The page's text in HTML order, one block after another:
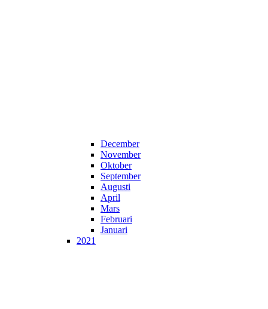
December
November
Oktober
September
Augusti
April
Mars
Februari
Januari
2021